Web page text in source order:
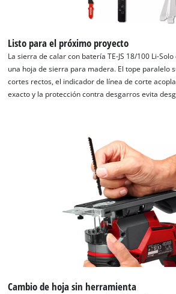
Listo para el próximo proyecto
La sierra de calar con batería TE-JS 18/100 Li-
una hoja de sierra para madera. El tope paralelo
cortes rectos, el indicador de línea de corte
exacto y la protección contra desgarros evita
Cambio de hoja sin herramienta